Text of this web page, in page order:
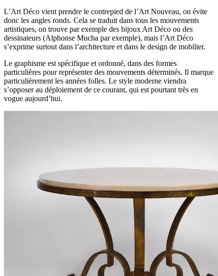
L’Art Déco vient prendre le contrepied de l’Art Nouveau, on évite
donc les angles ronds. Cela se traduit dans tous les mouvements
artistiques, on trouve par exemple des bijoux Art Déco ou des
dessinateurs (Alphonse Mucha par exemple), mais l’Art Déco
s’exprime surtout dans l’architecture et dans le design de mobilier.
Le graphisme est spécifique et ordonné, dans des formes
particulières pour représenter des mouvements déterminés. Il marque
particulièrement les années folles. Le style moderne viendra
s’opposer au déploiement de ce courant, qui est pourtant très en
vogue aujourd’hui.